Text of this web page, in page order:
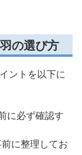
の選び方
ントを以下に
に必ず確認す
前に整理してお